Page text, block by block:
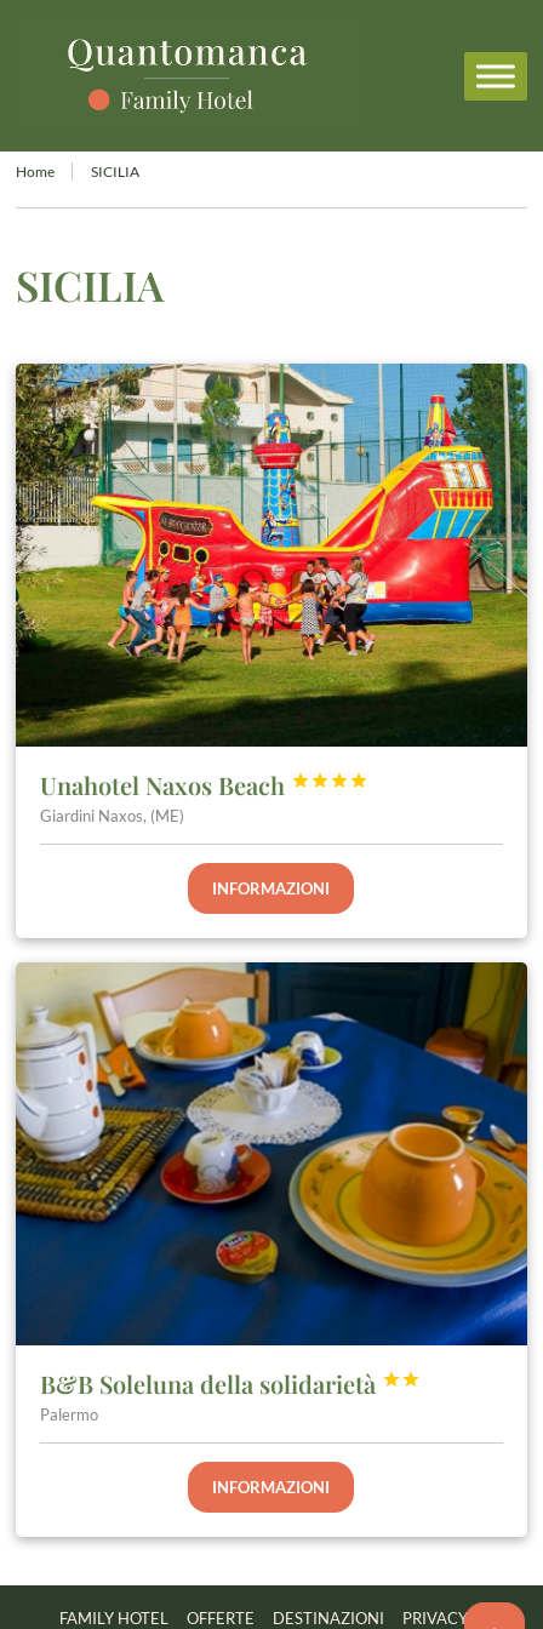
Home SICILIA
SICILIA
Unahotel Naxos Beach 



Giardini Naxos, (ME)
INFORMAZIONI
B&B Soleluna della solidarietà 

Palermo
INFORMAZIONI
FAMILY HOTEL OFFERTE DESTINAZIONI PRIVACY